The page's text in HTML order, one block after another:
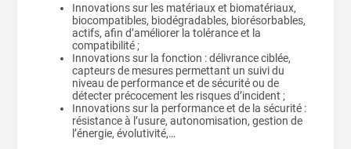
Innovations sur les matériaux et biomatériaux,
biocompatibles, biodégradables, biorésorbables,
actifs, afin d’améliorer la tolérance et la
compatibilité ;
Innovations sur la fonction : délivrance ciblée,
capteurs de mesures permettant un suivi du
niveau de performance et de sécurité ou de
détecter précocement les risques d’incident ;
Innovations sur la performance et de la sécurité :
résistance à l’usure, autonomisation, gestion de
l’énergie, évolutivité,…